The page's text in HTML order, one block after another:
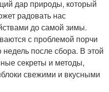
дар природы, который
радовать нас
до самой зимы.
с проблемой порчи
после сбора. В этой
секреты и методы,
свежими и вкусными